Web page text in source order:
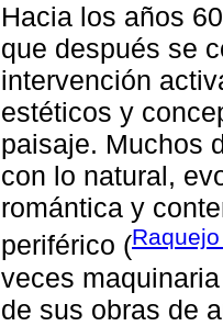
Hacia los años
que después se
intervención
estéticos y
paisaje. Muchos
con lo natural,
romántica y
periférico (
veces
de sus obras de